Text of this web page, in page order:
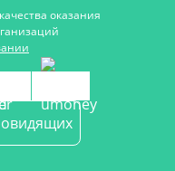
оказания